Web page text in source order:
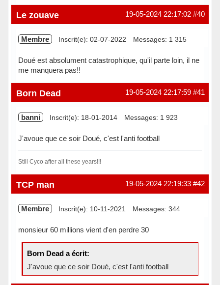
Hors ligne #40
19-05-2024 22:17:02
Le zouave
Membre Inscrit(e): 02-07-2022 Messages: 1 315
Doué est absolument catastrophique, qu'il parte loin, il ne
me manquera pas!!
Hors ligne #41
19-05-2024 22:17:59
Born Dead
banni Inscrit(e): 18-01-2014 Messages: 1 923
J'avoue que ce soir Doué, c'est l'anti football
Still Cyco after all these years!!!
Hors ligne #42
19-05-2024 22:19:33
TCP man
Membre Inscrit(e): 10-11-2021 Messages: 344
monsieur 60 millions vient d'en perdre 30
Born Dead a écrit:
J'avoue que ce soir Doué, c'est l'anti football